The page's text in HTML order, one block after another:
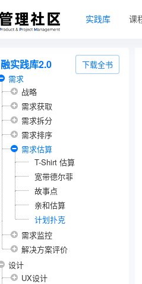
实践库 课
下载全书
融实践库2.0
需求
战略
需求获取
需求拆分
需求排序
需求估算
T-Shirt 估算
宽带德尔菲
故事点
亲和估算
计划扑克
需求监控
解决方案评价
设计
UX设计